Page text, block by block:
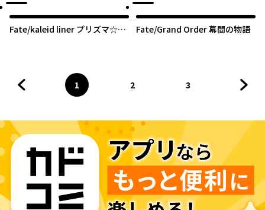
Fate/kaleid liner プリズマ☆イ
Fate/Grand Order 幕間の物語
前のページへ ページ
1
へ
2
3